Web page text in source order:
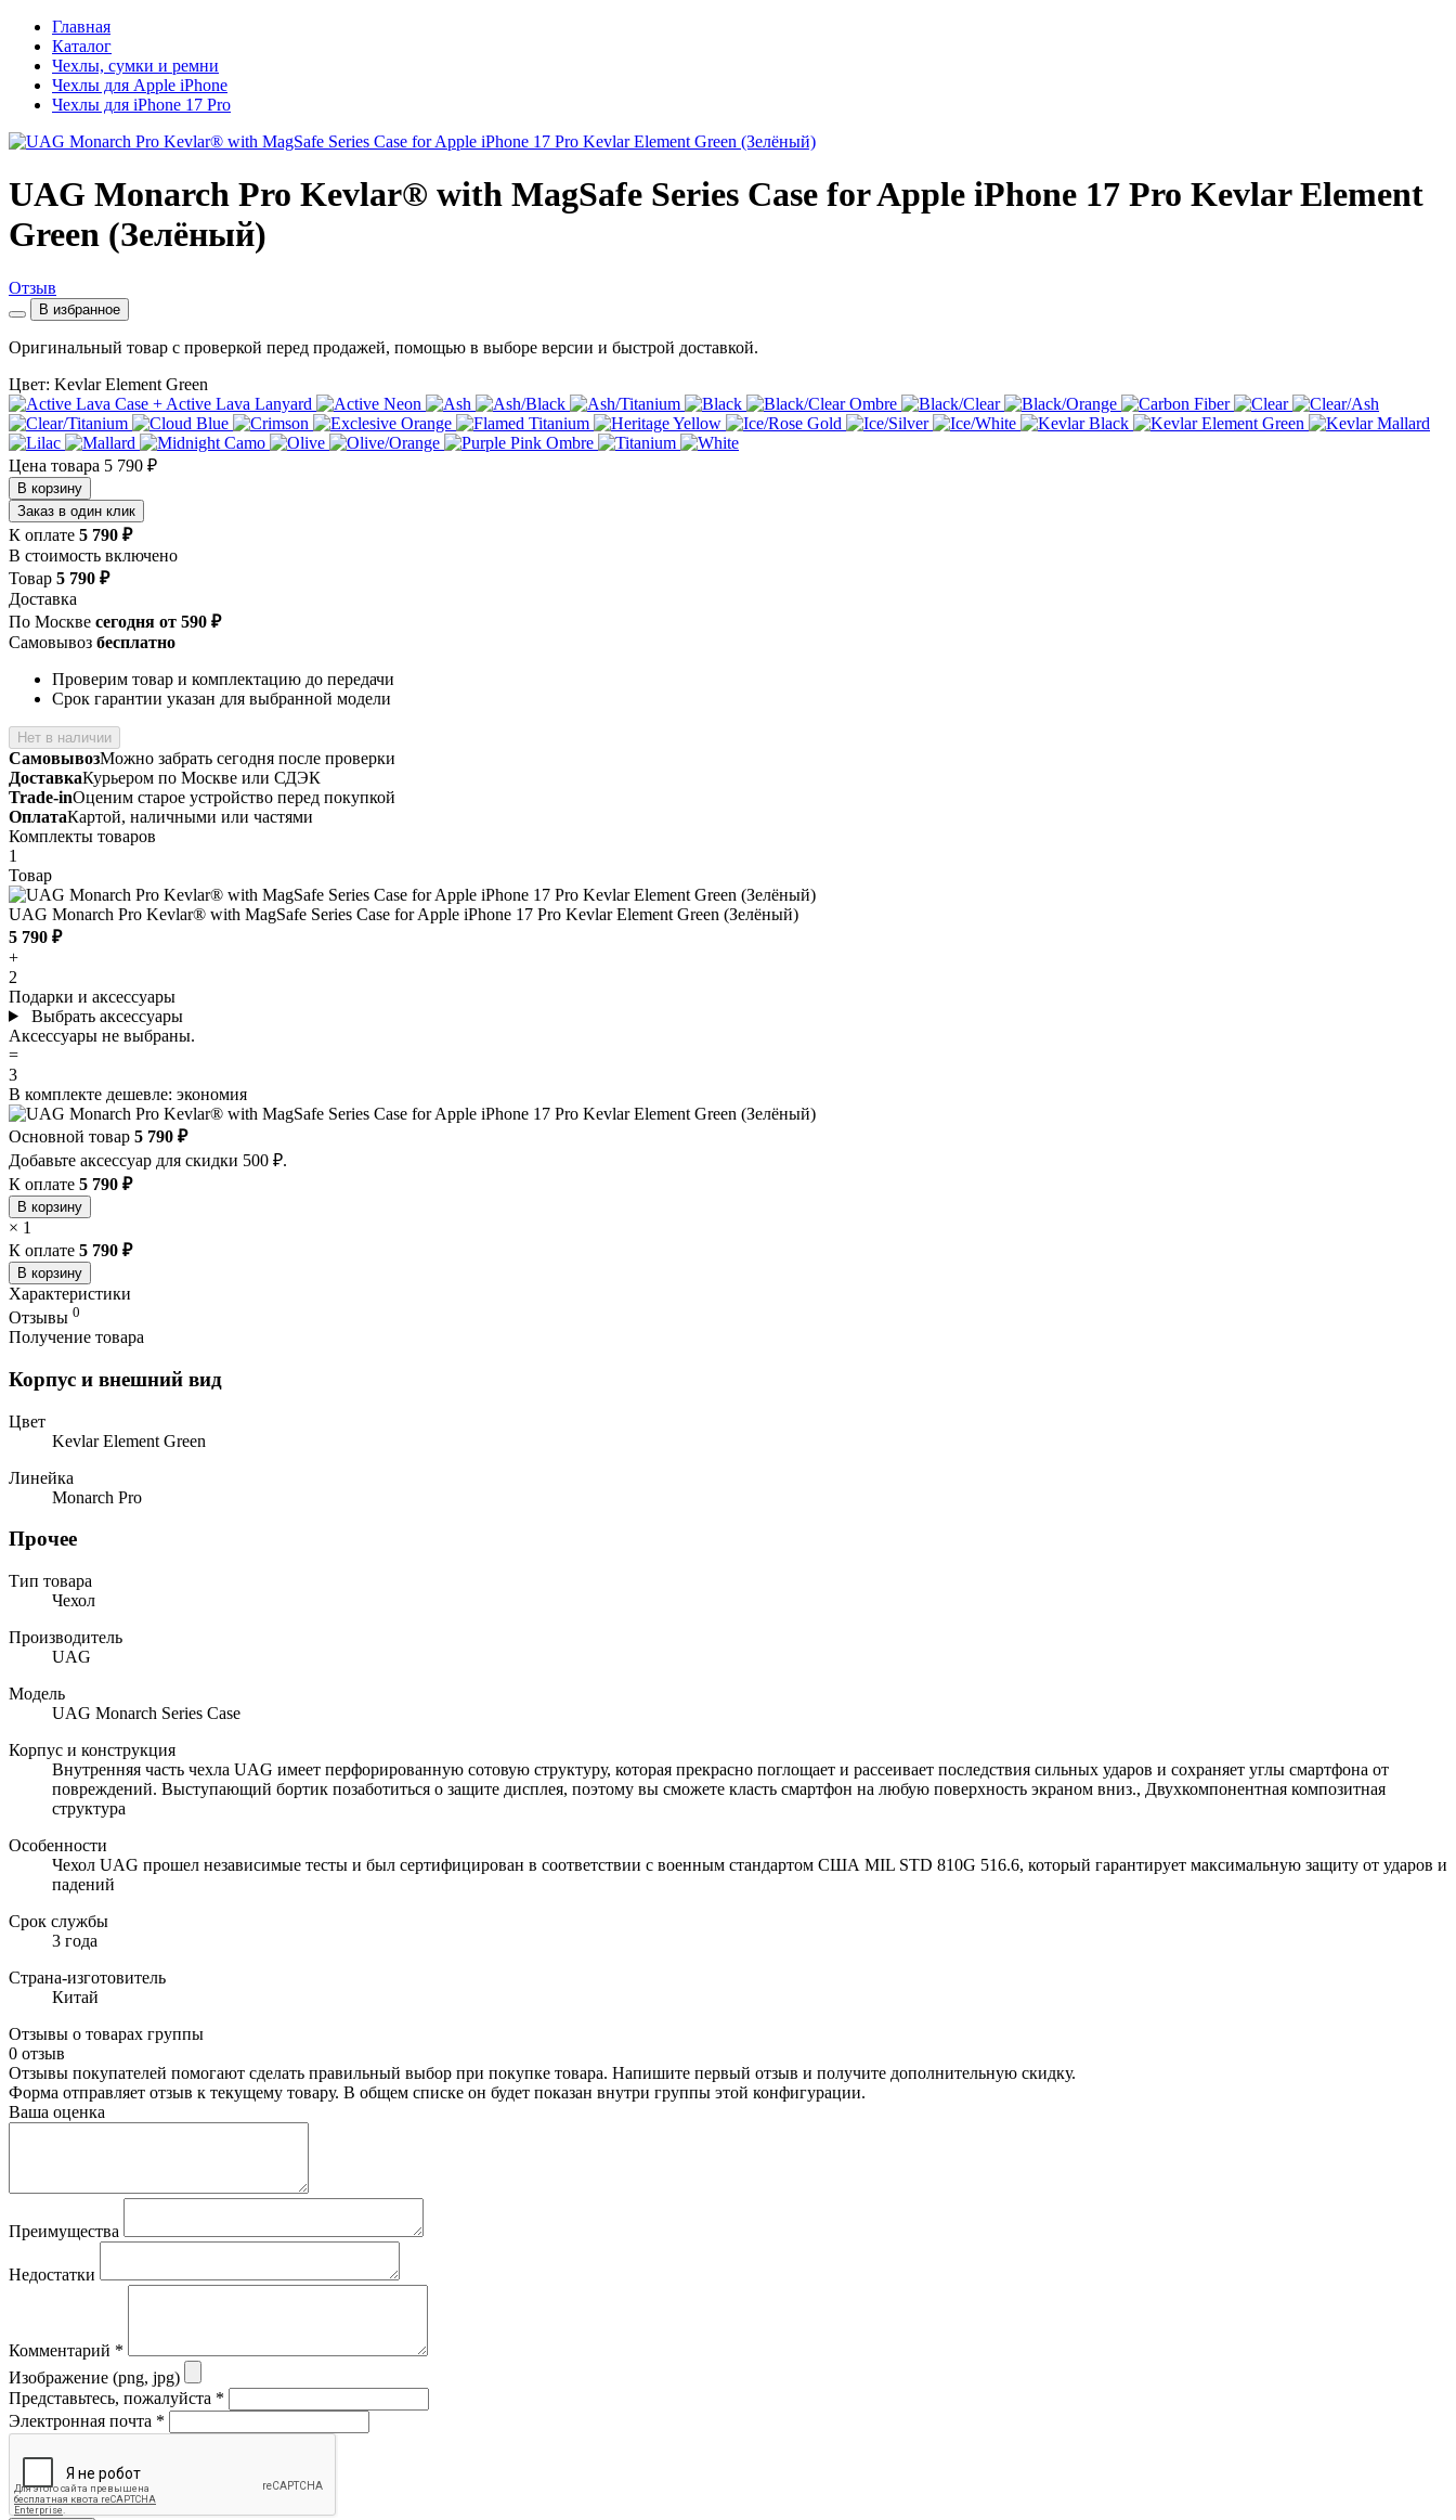
Главная
Каталог
Чехлы, сумки и ремни
Чехлы для Apple iPhone
Чехлы для iPhone 17 Pro
UAG Monarch Pro Kevlar® with MagSafe Series Case for Apple iPhone 17 Pro Kevlar Element
Green (Зелёный)
Отзыв
В избранное
Оригинальный товар с проверкой перед продажей, помощью в выборе версии и быстрой доставкой.
Цвет: Kevlar Element Green
Цена товара 5 790 ₽
В корзину
Заказ в один клик
К оплате 5 790 ₽
В стоимость включено
Товар 5 790 ₽
Доставка
По Москве сегодня от 590 ₽
Самовывоз бесплатно
Проверим товар и комплектацию до передачи
Срок гарантии указан для выбранной модели
Нет в наличии
СамовывозМожно забрать сегодня после проверки
ДоставкаКурьером по Москве или СДЭК
Trade-inОценим старое устройство перед покупкой
ОплатаКартой, наличными или частями
Комплекты товаров
1
Товар
UAG Monarch Pro Kevlar® with MagSafe Series Case for Apple iPhone 17 Pro Kevlar Element Green (Зелёный)
5 790 ₽
+
2
Подарки и аксессуары
Выбрать аксессуары
Аксессуары не выбраны.
=
3
В комплекте дешевле: экономия
Основной товар 5 790 ₽
Добавьте аксессуар для скидки 500 ₽.
К оплате 5 790 ₽
В корзину
× 1
К оплате 5 790 ₽
В корзину
Характеристики
Отзывы 0
Получение товара
Корпус и внешний вид
Цвет
Kevlar Element Green
Линейка
Monarch Pro
Прочее
Тип товара
Чехол
Производитель
UAG
Модель
UAG Monarch Series Case
Корпус и конструкция
Внутренняя часть чехла UAG имеет перфорированную сотовую структуру, которая прекрасно поглощает и рассеивает последствия сильных ударов и сохраняет углы смартфона от
повреждений. Выступающий бортик позаботиться о защите дисплея, поэтому вы сможете класть смартфон на любую поверхность экраном вниз., Двухкомпонентная композитная
структура
Особенности
Чехол UAG прошел независимые тесты и был сертифицирован в соответствии с военным стандартом США MIL STD 810G 516.6, который гарантирует максимальную защиту от ударов и
падений
Срок службы
3 года
Страна-изготовитель
Китай
Отзывы о товарах группы
0 отзыв
Отзывы покупателей помогают сделать правильный выбор при покупке товара. Напишите первый отзыв и получите дополнительную скидку.
Форма отправляет отзыв к текущему товару. В общем списке он будет показан внутри группы этой конфигурации.
Ваша оценка
Преимущества
Недостатки
Комментарий *
Изображение (png, jpg)
Представьтесь, пожалуйста *
Электронная почта *